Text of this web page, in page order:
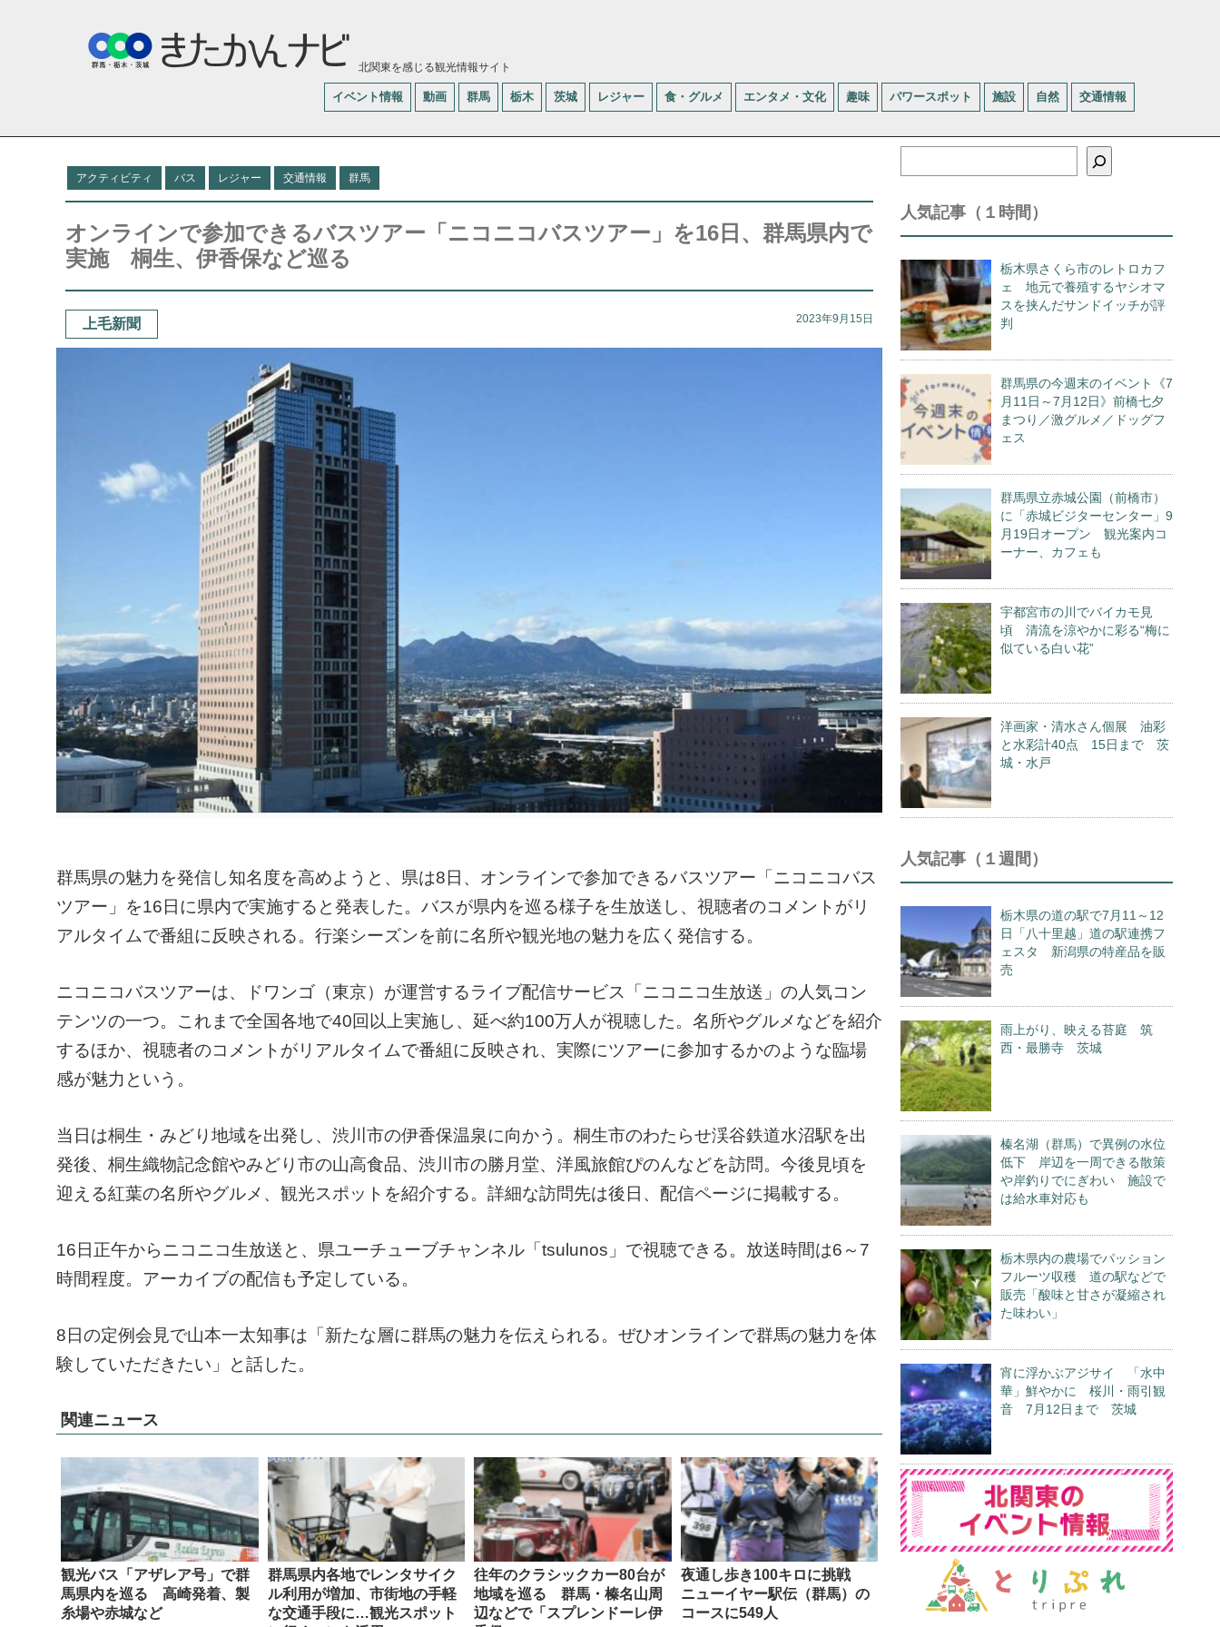
北関東を感じる観光情報サイト
イベント情報 動画 群馬 栃木 茨城 レジャー 食・グルメ エンタメ・文化 趣味 パワースポット 施設 自然 交通情報
アクティビティ バス レジャー 交通情報 群馬
オンラインで参加できるバスツアー「ニコニコバスツアー」を16日、群馬県内で
実施 桐生、伊香保など巡る
上毛新聞 2023年9月15日
群馬県の魅力を発信し知名度を高めようと、県は8日、オンラインで参加できるバスツアー「ニコニコバス
ツアー」を16日に県内で実施すると発表した。バスが県内を巡る様子を生放送し、視聴者のコメントがリ
アルタイムで番組に反映される。行楽シーズンを前に名所や観光地の魅力を広く発信する。
ニコニコバスツアーは、ドワンゴ（東京）が運営するライブ配信サービス「ニコニコ生放送」の人気コン
テンツの一つ。これまで全国各地で40回以上実施し、延べ約100万人が視聴した。名所やグルメなどを紹介
するほか、視聴者のコメントがリアルタイムで番組に反映され、実際にツアーに参加するかのような臨場
感が魅力という。
当日は桐生・みどり地域を出発し、渋川市の伊香保温泉に向かう。桐生市のわたらせ渓谷鉄道水沼駅を出
発後、桐生織物記念館やみどり市の山高食品、渋川市の勝月堂、洋風旅館ぴのんなどを訪問。今後見頃を
迎える紅葉の名所やグルメ、観光スポットを紹介する。詳細な訪問先は後日、配信ページに掲載する。
16日正午からニコニコ生放送と、県ユーチューブチャンネル「tsulunos」で視聴できる。放送時間は6～7
時間程度。アーカイブの配信も予定している。
8日の定例会見で山本一太知事は「新たな層に群馬の魅力を伝えられる。ぜひオンラインで群馬の魅力を体
験していただきたい」と話した。
関連ニュース
観光バス「アザレア号」で群
馬県内を巡る 高崎発着、製
糸場や赤城など
群馬県内各地でレンタサイク
ル利用が増加、市街地の手軽
な交通手段に…観光スポット
往年のクラシックカー80台が
地域を巡る 群馬・榛名山周
辺などで「スプレンドーレ伊
夜通し歩き100キロに挑戦
ニューイヤー駅伝（群馬）の
コースに549人
索
人気記事（１時間）
栃木県さくら市のレトロカフ
ェ 地元で養殖するヤシオマ
スを挟んだサンドイッチが評
判
群馬県の今週末のイベント《7
月11日～7月12日》前橋七夕
まつり／激グルメ／ドッグフ
ェス
群馬県立赤城公園（前橋市）
に「赤城ビジターセンター」9
月19日オープン 観光案内コ
ーナー、カフェも
宇都宮市の川でバイカモ見
頃 清流を涼やかに彩る“梅に
似ている白い花”
洋画家・清水さん個展 油彩
と水彩計40点 15日まで 茨
城・水戸
人気記事（１週間）
栃木県の道の駅で7月11～12
日「八十里越」道の駅連携フ
ェスタ 新潟県の特産品を販
売
雨上がり、映える苔庭 筑
西・最勝寺 茨城
榛名湖（群馬）で異例の水位
低下 岸辺を一周できる散策
や岸釣りでにぎわい 施設で
は給水車対応も
栃木県内の農場でパッション
フルーツ収穫 道の駅などで
販売「酸味と甘さが凝縮され
た味わい」
宵に浮かぶアジサイ 「水中
華」鮮やかに 桜川・雨引観
音 7月12日まで 茨城